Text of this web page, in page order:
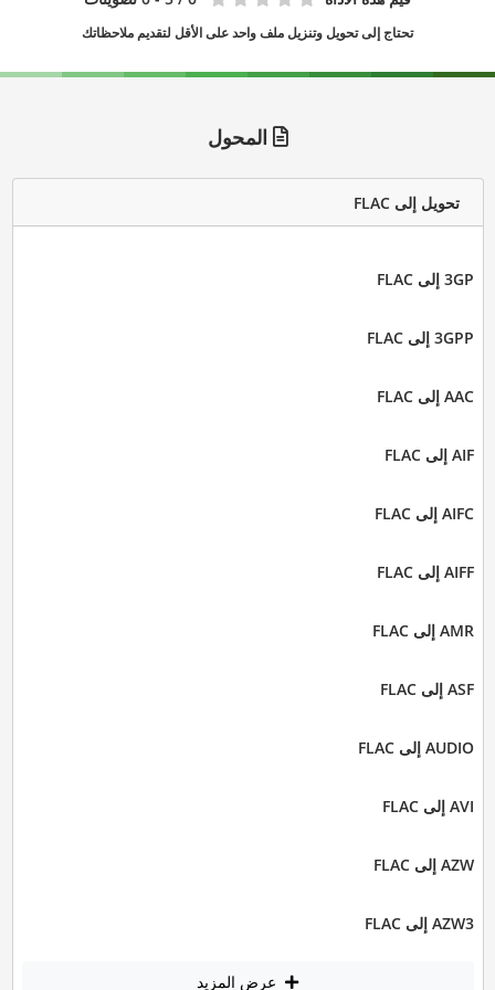
تحتاج إلى تحويل وتنزيل ملف واحد على الأقل لتقديم ملاحظاتك
المحول
تحويل إلى FLAC
3GP إلى FLAC
3GPP إلى FLAC
AAC إلى FLAC
AIF إلى FLAC
AIFC إلى FLAC
AIFF إلى FLAC
AMR إلى FLAC
ASF إلى FLAC
AUDIO إلى FLAC
AVI إلى FLAC
AZW إلى FLAC
AZW3 إلى FLAC
عرض المزيد